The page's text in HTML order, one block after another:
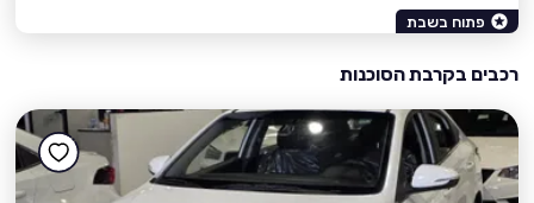
פתוח בשבת
רכבים בקרבת הסוכנות